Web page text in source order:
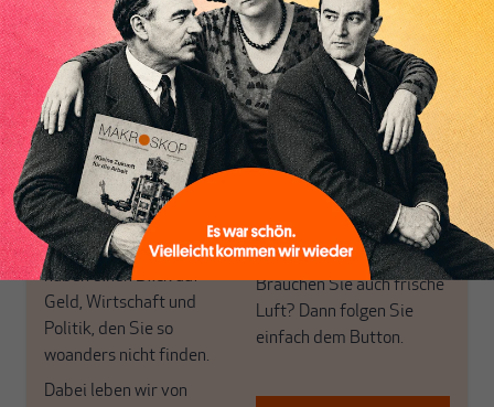
Nur für Abonnenten
MAKROSKOP analysiert
wirtschaftspolitische
Themen aus einer
postkeynesianischen
Perspektive und ist damit
in Deutschland einzigartig.
MAKROSKOP steht für
das große Ganze. Wir
haben einen Blick auf
Geld, Wirtschaft und
Politik, den Sie so
woanders nicht finden.
Dabei leben wir von
Wir verlassen die
journalistische Filterblase,
in der sich viele
eingerichtet haben. Wir
öffnen Fenster und
bringen frische Luft in die
engen und verstaubten
Debattenräume.
Brauchen Sie auch frische
Luft? Dann folgen Sie
einfach dem Button.